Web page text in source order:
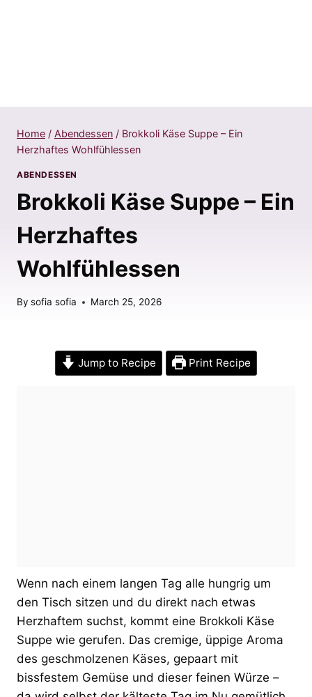
Home / Abendessen / Brokkoli Käse Suppe – Ein
Herzhaftes Wohlfühlessen
ABENDESSEN
Brokkoli Käse Suppe – Ein
Herzhaftes
Wohlfühlessen
By sofia sofia March 25, 2026
Jump to Recipe Print Recipe
Wenn nach einem langen Tag alle hungrig um
den Tisch sitzen und du direkt nach etwas
Herzhaftem suchst, kommt eine Brokkoli Käse
Suppe wie gerufen. Das cremige, üppige Aroma
des geschmolzenen Käses, gepaart mit
bissfestem Gemüse und dieser feinen Würze –